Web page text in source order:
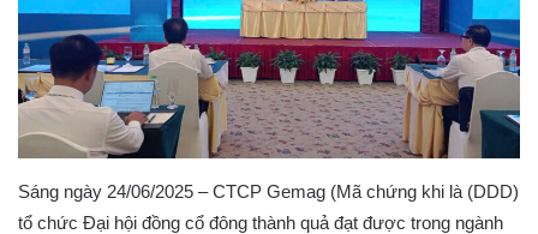
Sáng ngày 24/06/2025 – CTCP Gemag (Mã chứng khi là (DDD)
tổ chức Đại hội đồng cổ đông thành quả đạt được trong ngành